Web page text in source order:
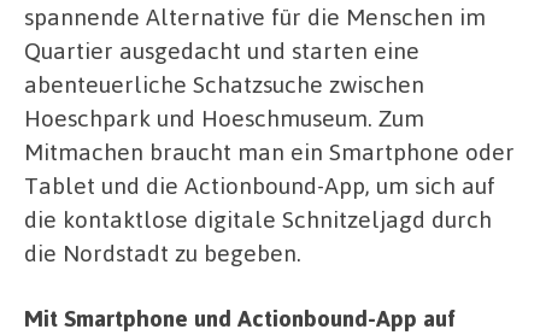
spannende Alternative für die Menschen im
Quartier ausgedacht und starten eine
abenteuerliche Schatzsuche zwischen
Hoeschpark und Hoeschmuseum. Zum
Mitmachen braucht man ein Smartphone oder
Tablet und die Actionbound-App, um sich auf
die kontaktlose digitale Schnitzeljagd durch
die Nordstadt zu begeben.
Mit Smartphone und Actionbound-App auf